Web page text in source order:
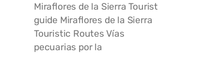
Miraflores de la Sierra Tourist
guide Miraflores de la Sierra
Touristic Routes Vías
pecuarias por la